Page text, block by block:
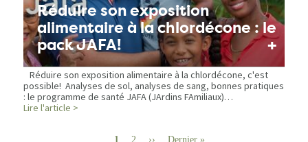
Réduire son exposition
alimentaire à la chlordécone : le
pack JAFA!
+
Réduire son exposition alimentaire à la chlordécone, c'est
possible! Analyses de sol, analyses de sang, bonnes pratiques
: le programme de santé JAFA (JArdins FAmiliaux)…
Lire l'article >
Page
1 Page
2
Page
››
Dernière
Dernier »